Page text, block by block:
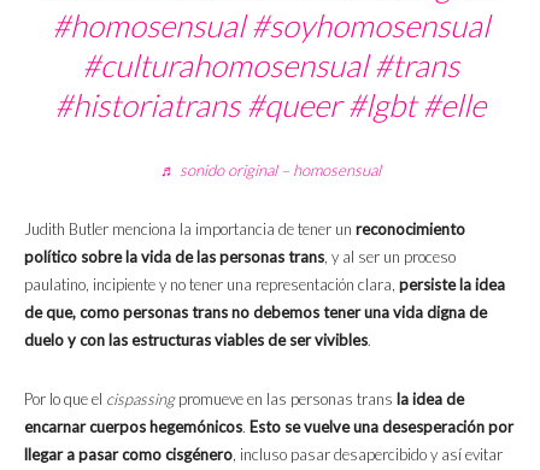
#homosensual #soyhomosensual
#culturahomosensual #trans
#historiatrans #queer #lgbt #elle
♬ sonido original – homosensual
Judith Butler menciona la importancia de tener un reconocimiento
político sobre la vida de las personas trans, y al ser un proceso
paulatino, incipiente y no tener una representación clara, persiste la idea
de que, como personas trans no debemos tener una vida digna de
duelo y con las estructuras viables de ser vivibles.
Por lo que el cispassingpromueve en las personas trans la idea de
encarnar cuerpos hegemónicos. Esto se vuelve una desesperación por
llegar a pasar como cisgénero, incluso pasar desapercibido y así evitar